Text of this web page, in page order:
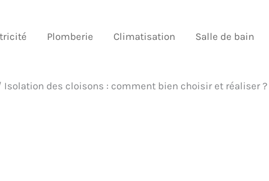
Plomberie Climatisation Salle de bain
Isolation des cloisons : comment bien choisir et réaliser ?